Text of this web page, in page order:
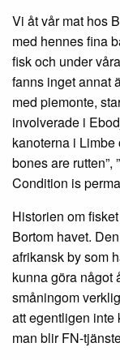
Vi åt vår mat hos
med hennes fina
fisk och under
fanns inget annat
med piemonte,
involverade i
kanoterna i Limbe
bones are rutten”,
Condition is
Historien om
Bortom havet.
afrikansk by som
kunna göra något
småningom
att egentligen inte
man blir FN-